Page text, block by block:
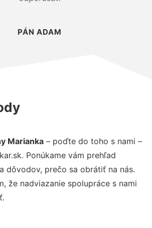
PÁN ADAM
Marianka – poďte do toho s nami –
Ponúkame vám prehľad
dôvodov, prečo sa obrátiť na nás.
že nadviazanie spolupráce s nami